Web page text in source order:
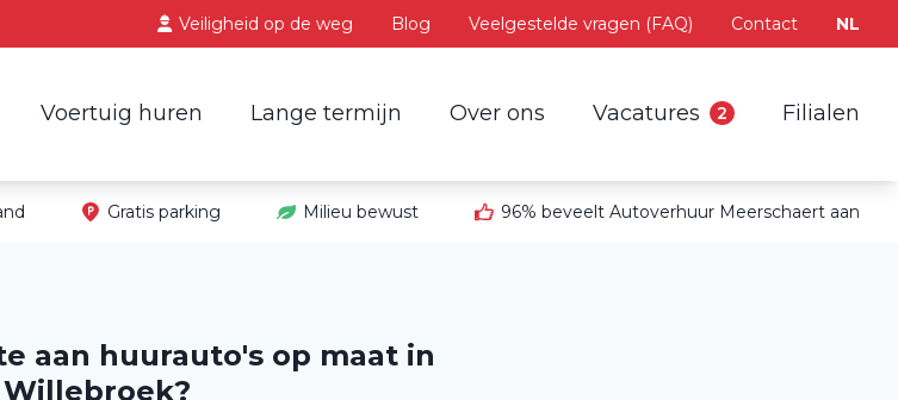
Veiligheid op de weg Blog Veelgestelde vragen (FAQ) Contact NL
Voertuig huren Lange termijn Over ons Vacatures 2 Filialen
Gratis parking Milieu bewust 96% beveelt Autoverhuur Meerschaert aan
aan huurauto's op maat in
Willebroek?